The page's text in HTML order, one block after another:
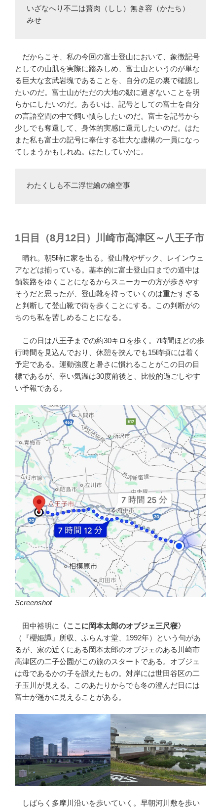
いざなへり不二は贅肉（しし）無き容（かたち）
みせ
だからこそ、私の今回の富士登山において、象徴記号
としての山肌を実際に踏みしめ、富士山というのが単な
る巨大な玄武岩塊であることを、自分の足の裏で確認し
たいのだ。富士山がただの大地の皺に過ぎないことを明
らかにしたいのだ。あるいは、記号としての富士を自分
の言語空間の中で飼い慣らしたいのだ。富士を記号から
少しでも奪還して、身体的実感に還元したいのだ。はた
また私も富士の記号に奉仕する壮大な虚構の一員になっ
てしまうかもしれぬ。はたしていかに。
わたくしも不二浮世繪の繪空事
1日目（8月12日）川崎市高津区～八王子市
晴れ。朝5時に家を出る。登山靴やザック、レインウェ
アなどは揃っている。基本的に富士登山口までの道中は
舗装路をゆくことになるからスニーカーの方が歩きやす
そうだと思ったが、登山靴を持っていくのは重たすぎる
と判断して登山靴で街を歩くことにする。この判断がの
ちのち私を苦しめることになる。
この日は八王子までの約30キロを歩く。7時間ほどの歩
行時間を見込んでおり、休憩を挟んでも15時頃には着く
予定である。運動強度と暑さに慣れることがこの日の目
標であるが、幸い気温は30度前後と、比較的過ごしやす
い予報である。
Screenshot
田中裕明に
〈ここに岡本太郎のオブジェ三尺寝〉
（『櫻姫譚』所収、ふらんす堂、1992年）という句があ
るが、家の近くにある岡本太郎のオブジェのある川崎市
高津区の二子公園がこの旅のスタートである。オブジェ
は母であるかの子を讃えたもの。対岸には世田谷区の二
子玉川が見える。このあたりからでも冬の澄んだ日には
富士が遥かに見えることがある。
しばらく多摩川沿いを歩いていく。早朝河川敷を歩い